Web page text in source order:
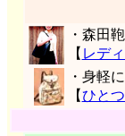
・森田
【 レデ
・身軽
【ひと